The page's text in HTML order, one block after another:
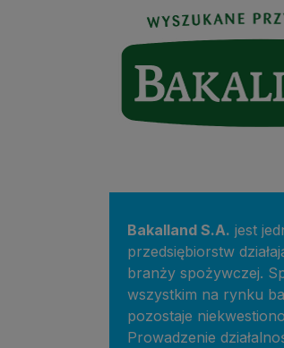
Bakalland S.A. jest
przedsiębiorstw
branży spożywczej.
wszystkim na rynku
pozostaje
Prowadzenie